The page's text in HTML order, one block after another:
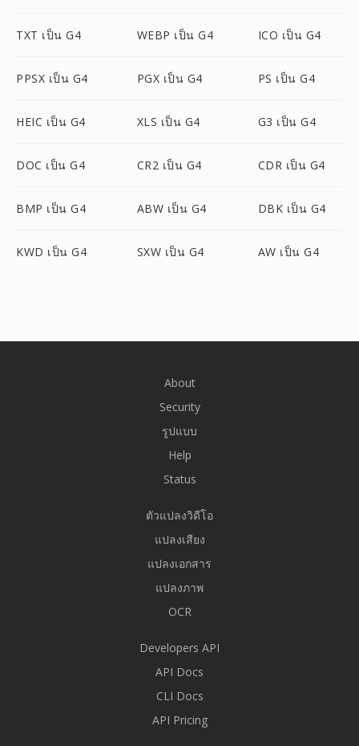
TXT เป็น G4 WEBP เป็น G4 ICO เป็น G4
PPSX เป็น G4 PGX เป็น G4 PS เป็น G4
HEIC เป็น G4 XLS เป็น G4 G3 เป็น G4
DOC เป็น G4 CR2 เป็น G4 CDR เป็น G4
BMP เป็น G4 ABW เป็น G4 DBK เป็น G4
KWD เป็น G4 SXW เป็น G4 AW เป็น G4
About
Security
รูปแบบ
Help
Status
ตัวแปลงวิดีโอ
แปลงเสียง
แปลงเอกสาร
แปลงภาพ
OCR
Developers API
API Docs
CLI Docs
API Pricing